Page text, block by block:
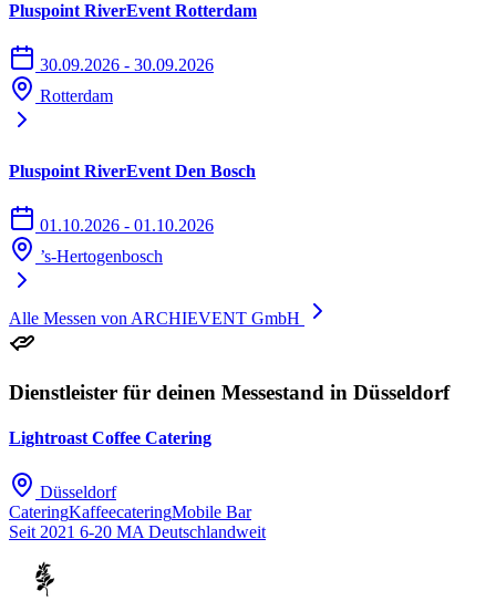
Pluspoint RiverEvent Rotterdam
30.09.2026 - 30.09.2026
Rotterdam
Pluspoint RiverEvent Den Bosch
01.10.2026 - 01.10.2026
’s-Hertogenbosch
Alle Messen von ARCHIEVENT GmbH
Dienstleister für deinen Messestand in Düsseldorf
Lightroast Coffee Catering
Düsseldorf
CateringKaffeecateringMobile Bar
Seit 2021 6-20 MA Deutschlandweit